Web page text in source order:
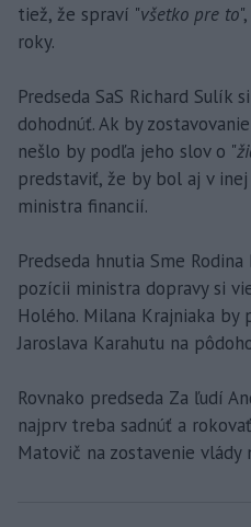
tiež, že spraví "všetko pre to
roky.
Predseda SaS Richard Sulík
dohodnúť. Ak by
nešlo by podľa jeho slov o "
predstaviť, že by bol aj v
ministra financií.
Predseda hnutia Sme
pozícii ministra dopravy si
Holého. Milana Krajniaka by
Jaroslava Karahutu na
Rovnako predseda Za ľudí
najprv treba sadnúť a
Matovič na zostavenie vlády